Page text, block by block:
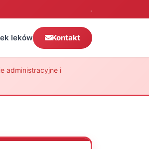
.
leków Kontakt
administracyjne i